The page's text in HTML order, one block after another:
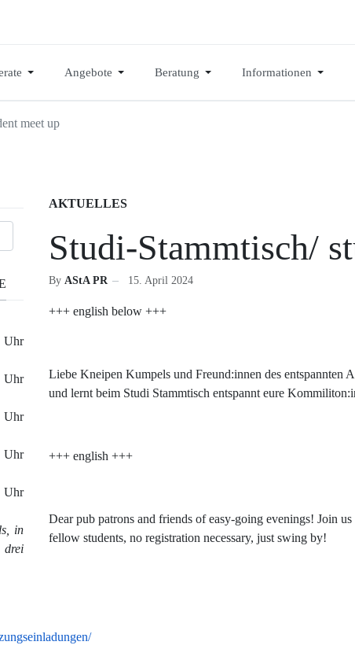
Angebote Beratung Informationen
meet up
AKTUELLES
Studi-Stammtisch/
By AStA PR 15. April 2024
+++ english below +++
Liebe Kneipen Kumpels und Freund:innen des
und lernt beim Studi Stammtisch entspannt eure
+++ english +++
Dear pub patrons and friends of easy-going evenings! Join
fellow students, no registration necessary, just swing by!
Uhr
Uhr
Uhr
Uhr
Uhr
in
drei